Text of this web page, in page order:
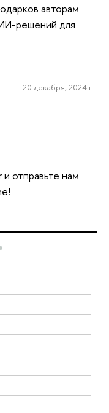
авторам
решений для
20 декабря, 2024 г.
отправьте нам